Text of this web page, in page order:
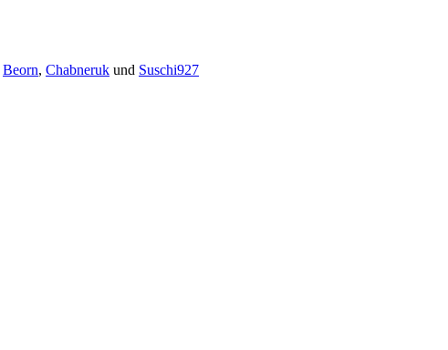
Beorn, Chabneruk und Suschi927